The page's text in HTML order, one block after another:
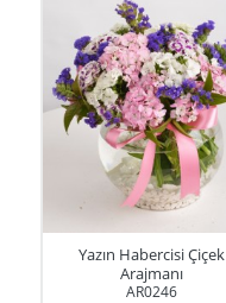
Yazın Habercisi Çiçek
Arajmanı
AR0246